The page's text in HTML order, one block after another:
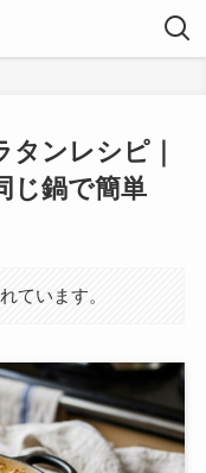
ンレシピ｜
じ鍋で簡単
ています。